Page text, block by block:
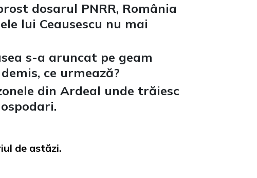
dosarul PNRR, România
lui Ceausescu nu mai
s-a aruncat pe geam
ce urmează?
din Ardeal unde trăiesc
de astăzi.